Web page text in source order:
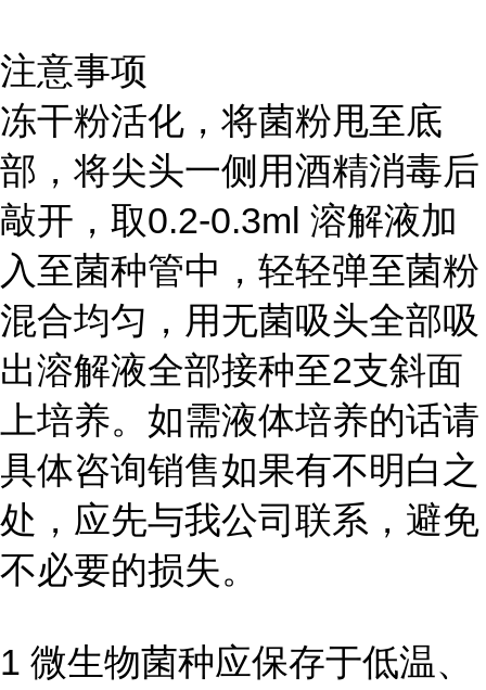
注意事项
冻干粉活化，将菌粉甩至底
部，将尖头一侧用酒精消毒后
敲开，取0.2-0.3ml 溶解液加
入至菌种管中，轻轻弹至菌粉
混合均匀，用无菌吸头全部吸
出溶解液全部接种至2支斜面
上培养。如需液体培养的话请
具体咨询销售如果有不明白之
处，应先与我公司联系，避免
不必要的损失。
1 微生物菌种应保存于低温、